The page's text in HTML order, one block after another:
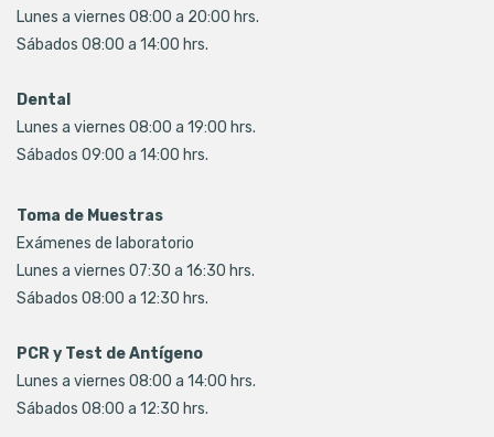
Lunes a viernes 08:00 a 20:00 hrs.
Sábados 08:00 a 14:00 hrs.
Dental
Lunes a viernes 08:00 a 19:00 hrs.
Sábados 09:00 a 14:00 hrs.
Toma de Muestras
Exámenes de laboratorio
Lunes a viernes 07:30 a 16:30 hrs.
Sábados 08:00 a 12:30 hrs.
PCR y Test de Antígeno
Lunes a viernes 08:00 a 14:00 hrs.
Sábados 08:00 a 12:30 hrs.